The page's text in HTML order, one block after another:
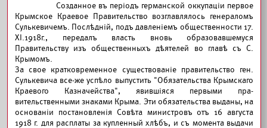
Созданное въ періодъ германской оккупаціи первое
Крымское Краевое Правительство возглавлялось генераломъ
Сулькевичемъ. Послѣдній, подъ давленіемъ общественности 17.
XI.1918г., передалъ власть вновь образовавшемуся
Правительству изъ общественныхъ дѣятелей во главѣ съ С.
Крымомъ.
За свое кратковременное существованіе правительство ген.
Сулькевича все-же успѣло выпустить "Обязательства Крымскаго
Краевого Казначейства", явившіяся первыми пра-
вительственными знаками Крыма. Эти обязательства выданы, на
основаніи постановленія Совѣта министровъ отъ 16 августа
1918 г. для расплаты за купленный хлѣбъ, и съ момента выдачи